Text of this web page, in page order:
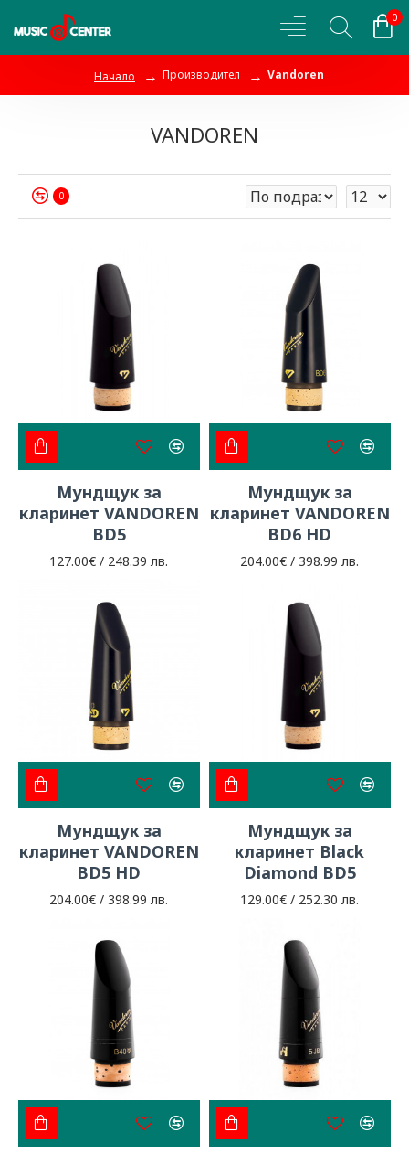
0
Начало Производител Vandoren
VANDOREN
0
Мундщук за
кларинет VANDOREN
BD5
127.00€ / 248.39 лв.
Мундщук за
кларинет VANDOREN
BD6 HD
204.00€ / 398.99 лв.
Мундщук за
кларинет VANDOREN
BD5 HD
204.00€ / 398.99 лв.
Мундщук за
кларинет Black
Diamond BD5
129.00€ / 252.30 лв.